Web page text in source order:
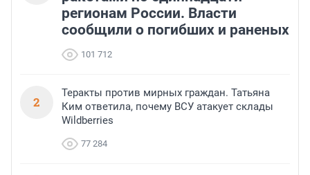
регионам России. Власти
сообщили о погибших и раненых
101 712
2
Теракты против мирных граждан. Татьяна
Ким ответила, почему ВСУ атакует склады
Wildberries
77 284